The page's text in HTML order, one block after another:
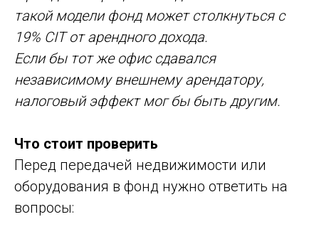
такой модели фонд может столкнуться с
19% CIT от арендного дохода.
Если бы тот же офис сдавался
независимому внешнему арендатору,
налоговый эффект мог бы быть другим.
Что стоит проверить
Перед передачей недвижимости или
оборудования в фонд нужно ответить на
вопросы: